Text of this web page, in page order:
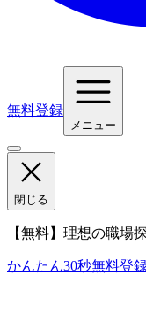
無料登録
メニュー
閉じる
【無料】理想の職場
かんたん30秒無料登